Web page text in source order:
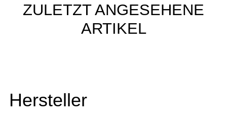
ZULETZT ANGESEHENE
ARTIKEL
Hersteller